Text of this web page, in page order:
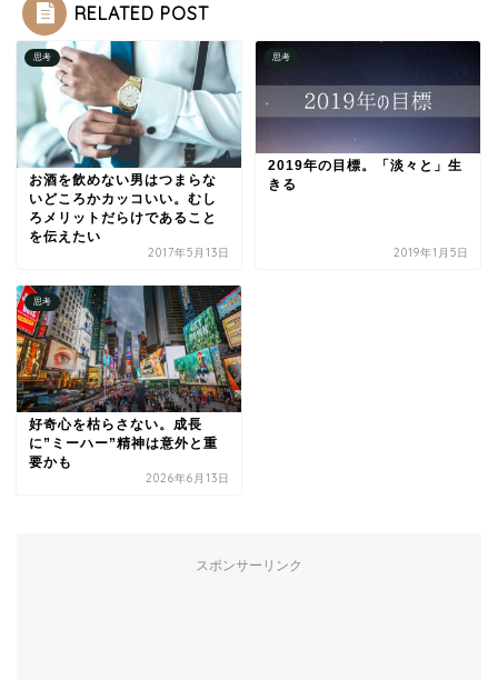
RELATED POST
思考
お酒を飲めない男はつまらな
いどころかカッコいい。むし
ろメリットだらけであること
を伝えたい
2017年5月13日
思考
2019年の目標。「淡々と」生
きる
2019年1月5日
思考
好奇心を枯らさない。成長
に”ミーハー”精神は意外と重
要かも
2026年6月13日
スポンサーリンク